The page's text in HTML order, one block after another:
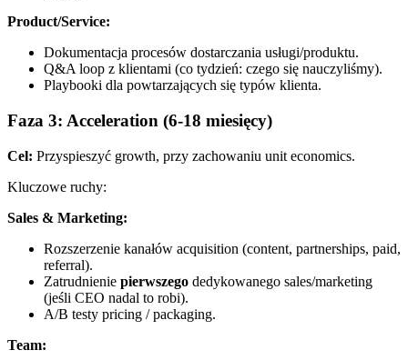
Product/Service:
Dokumentacja procesów dostarczania usługi/produktu.
Q&A loop z klientami (co tydzień: czego się nauczyliśmy).
Playbooki dla powtarzających się typów klienta.
Faza 3: Acceleration (6-18 miesięcy)
Cel: Przyspieszyć growth, przy zachowaniu unit economics.
Kluczowe ruchy:
Sales & Marketing:
Rozszerzenie kanałów acquisition (content, partnerships, paid,
referral).
Zatrudnienie pierwszego dedykowanego sales/marketing
(jeśli CEO nadal to robi).
A/B testy pricing / packaging.
Team: